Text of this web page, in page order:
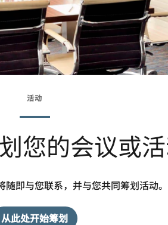
活动
您的会议或
即与您联系，并与您共同筹划活动。
从此处开始筹划